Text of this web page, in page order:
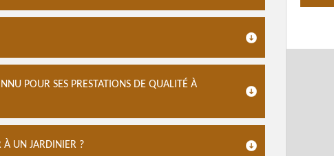
POUR SES PRESTATIONS DE QUALITÉ À
À UN JARDINIER ?